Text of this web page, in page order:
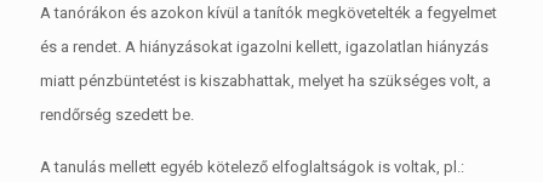
A tanórákon és azokon kívül a tanítók megkövetelték a fegyelmet
és a rendet. A hiányzásokat igazolni kellett, igazolatlan hiányzás
miatt pénzbüntetést is kiszabhattak, melyet ha szükséges volt, a
rendőrség szedett be.
A tanulás mellett egyéb kötelező elfoglaltságok is voltak, pl.: